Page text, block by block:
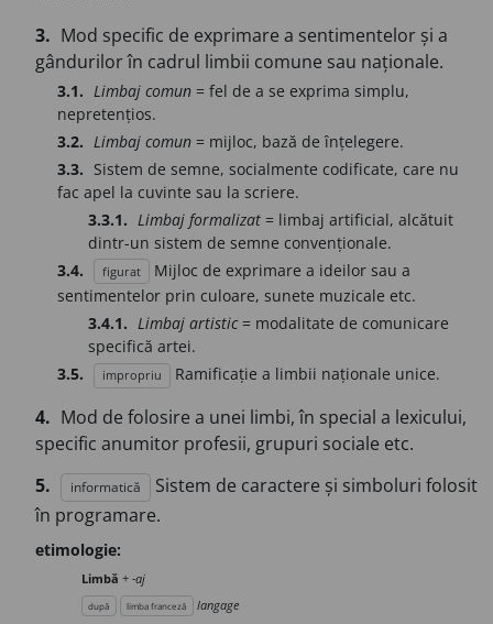
3. Mod specific de exprimare a sentimentelor și a
gândurilor în cadrul limbii comune sau naționale.
3.1. Limbaj comun = fel de a se exprima simplu,
nepretențios.
3.2. Limbaj comun = mijloc, bază de înțelegere.
3.3. Sistem de semne, socialmente codificate, care nu
fac apel la cuvinte sau la scriere.
3.3.1. Limbaj formalizat = limbaj artificial, alcătuit
dintr-un sistem de semne convenționale.
3.4.
figurat
Mijloc de exprimare a ideilor sau a
sentimentelor prin culoare, sunete muzicale etc.
3.4.1. Limbaj artistic= modalitate de comunicare
specifică artei.
3.5.
impropriu Ramificație a limbii naționale unice.
4. Mod de folosire a unei limbi, în special a lexicului,
specific anumitor profesii, grupuri sociale etc.
5.
informatică
Sistem de caractere și simboluri folosit
în programare.
etimologie:
Limbă + -aj
după limba franceză langage